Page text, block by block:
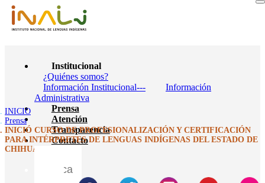
Institucional
¿Quiénes somos?
Información Institucional---
Información
Administrativa
Prensa
Atención
Transparencia
Contacto
INICIO
Prensa
INICIÓ CURSO DE PROFESIONALIZACIÓN Y CERTIFICACIÓN
PARA INTÉRPRETES DE LENGUAS INDÍGENAS DEL ESTADO DE
CHIHUAHUA